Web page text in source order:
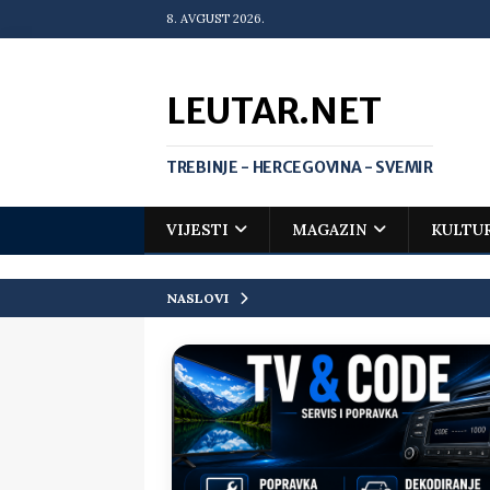
8. AVGUST 2026.
LEUTAR.NET
TREBINJE - HERCEGOVINA - SVEMIR
VIJESTI MAGAZIN
NASLOVI
[ 20. jul 2026. ] Zlato za Vuka
matematičkoj olimpijadi VIJESTI
Da li i obraz ima
[ 16. jul 2026. ] Mile će da ti